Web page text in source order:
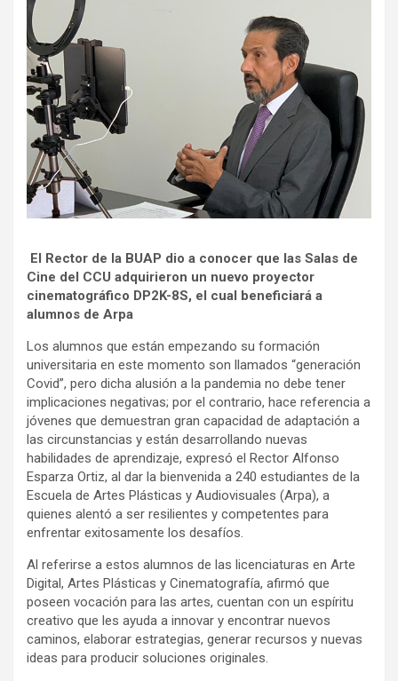
El Rector de la BUAP dio a conocer que las Salas de
Cine del CCU adquirieron un nuevo proyector
cinematográfico DP2K-8S, el cual beneficiará a
alumnos de Arpa
Los alumnos que están empezando su formación
universitaria en este momento son llamados “generación
Covid”, pero dicha alusión a la pandemia no debe tener
implicaciones negativas; por el contrario, hace referencia a
jóvenes que demuestran gran capacidad de adaptación a
las circunstancias y están desarrollando nuevas
habilidades de aprendizaje, expresó el Rector Alfonso
Esparza Ortiz, al dar la bienvenida a 240 estudiantes de la
Escuela de Artes Plásticas y Audiovisuales (Arpa), a
quienes alentó a ser resilientes y competentes para
enfrentar exitosamente los desafíos.
Al referirse a estos alumnos de las licenciaturas en Arte
Digital, Artes Plásticas y Cinematografía, afirmó que
poseen vocación para las artes, cuentan con un espíritu
creativo que les ayuda a innovar y encontrar nuevos
caminos, elaborar estrategias, generar recursos y nuevas
ideas para producir soluciones originales.